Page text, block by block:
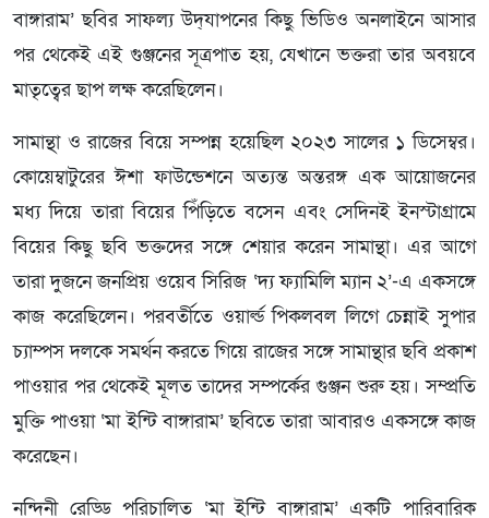
বাঙ্গারাম’ ছবির সাফল্য উদ্‌যাপনের কিছু ভিডিও অনলাইনে আসার
পর থেকেই এই গুঞ্জনের সূত্রপাত হয়, যেখানে ভক্তরা তার অবয়বে
মাতৃত্বের ছাপ লক্ষ করেছিলেন।
সামান্থা ও রাজের বিয়ে সম্পন্ন হয়েছিল ২০২৩ সালের ১ ডিসেম্বর।
কোয়েম্বাটুরের ঈশা ফাউন্ডেশনে অত্যন্ত অন্তরঙ্গ এক আয়োজনের
মধ্য দিয়ে তারা বিয়ের পিঁড়িতে বসেন এবং সেদিনই ইনস্টাগ্রামে
বিয়ের কিছু ছবি ভক্তদের সঙ্গে শেয়ার করেন সামান্থা। এর আগে
তারা দুজনে জনপ্রিয় ওয়েব সিরিজ ‘দ্য ফ্যামিলি ম্যান ২’-এ একসঙ্গে
কাজ করেছিলেন। পরবর্তীতে ওয়ার্ল্ড পিকলবল লিগে চেন্নাই সুপার
চ্যাম্পস দলকে সমর্থন করতে গিয়ে রাজের সঙ্গে সামান্থার ছবি প্রকাশ
পাওয়ার পর থেকেই মূলত তাদের সম্পর্কের গুঞ্জন শুরু হয়। সম্প্রতি
মুক্তি পাওয়া ‘মা ইন্টি বাঙ্গারাম’ ছবিতে তারা আবারও একসঙ্গে কাজ
করেছেন।
নন্দিনী রেড্ডি পরিচালিত ‘মা ইন্টি বাঙ্গারাম’ একটি পারিবারিক